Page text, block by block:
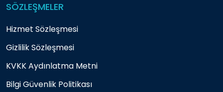
SÖZLEŞMELER
Hizmet Sözleşmesi
Gizlilik Sözleşmesi
KVKK Aydınlatma Metni
Bilgi Güvenlik Politikası